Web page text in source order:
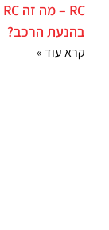
בהנעת הרכב?
קרא עוד »